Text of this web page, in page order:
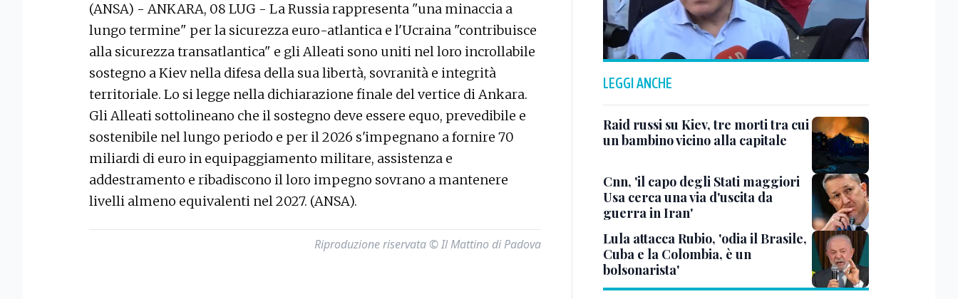
(ANSA) - ANKARA, 08 LUG - La Russia rappresenta "una minaccia a
lungo termine" per la sicurezza euro-atlantica e l'Ucraina "contribuisce
alla sicurezza transatlantica" e gli Alleati sono uniti nel loro incrollabile
sostegno a Kiev nella difesa della sua libertà, sovranità e integrità
territoriale. Lo si legge nella dichiarazione finale del vertice di Ankara.
Gli Alleati sottolineano che il sostegno deve essere equo, prevedibile e
sostenibile nel lungo periodo e per il 2026 s'impegnano a fornire 70
miliardi di euro in equipaggiamento militare, assistenza e
addestramento e ribadiscono il loro impegno sovrano a mantenere
livelli almeno equivalenti nel 2027. (ANSA).
Riproduzione riservata © Il Mattino di Padova
LEGGI ANCHE
Raid russi su Kiev, tre morti tra cui
un bambino vicino alla capitale
Cnn, 'il capo degli Stati maggiori
Usa cerca una via d'uscita da
guerra in Iran'
Lula attacca Rubio, 'odia il Brasile,
Cuba e la Colombia, è un
bolsonarista'